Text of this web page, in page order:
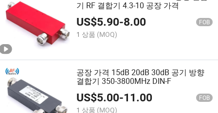
기 RF 결합기 4.3-10 공장 가격
US$5.90-8.00 FOB
1 상품 (MOQ)
공장 가격 15dB 20dB 30dB 공기 방향
결합기 350-3800MHz DIN-F
US$5.00-11.00 FOB
1 상품 (MOQ)